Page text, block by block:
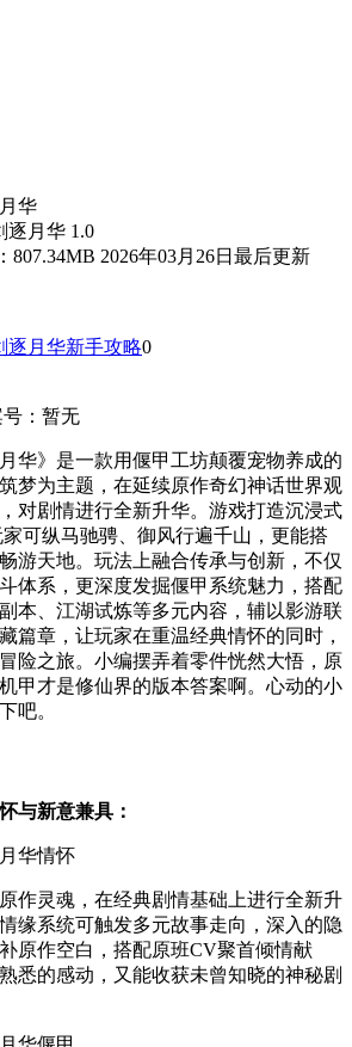
逐月华 1.0
807.34MB 2026年03月26日最后更新
逐月华新手攻略0
：暂无
华》是一款用偃甲工坊颠覆宠物养成的
梦为主题，在延续原作奇幻神话世界观
对剧情进行全新升华。游戏打造沉浸式
可纵马驰骋、御风行遍千山，更能搭
游天地。玩法上融合传承与创新，不仅
体系，更深度发掘偃甲系统魅力，搭配
本、江湖试炼等多元内容，辅以影游联
篇章，让玩家在重温经典情怀的同时，
险之旅。小编摆弄着零件恍然大悟，原
甲才是修仙界的版本答案啊。心动的小
吧。
与新意兼具：
作灵魂，在经典剧情基础上进行全新升
缘系统可触发多元故事走向，深入的隐
原作空白，搭配原班CV聚首倾情献
悉的感动，又能收获未曾知晓的神秘剧